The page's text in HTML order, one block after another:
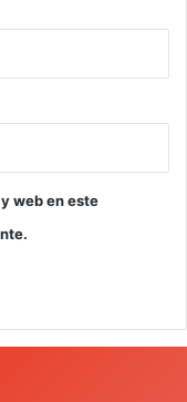
web en este